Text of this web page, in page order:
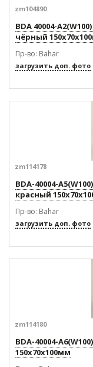
zm104890
BDA 40004-
чёрный
Пр-во: Bahar
загрузить доп. фото
zm114178
BDA-40004-
красный
Пр-во: Bahar
загрузить доп. фото
zm114180
BDA-40004-
150x70x100мм